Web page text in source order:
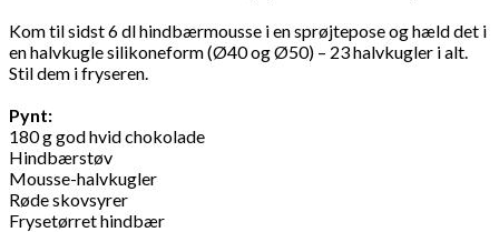
Kom til sidst 6 dl hindbærmousse i en sprøjtepose og hæld det i
en halvkugle silikoneform (Ø40 og Ø50) – 23 halvkugler i alt.
Stil dem i fryseren.
Pynt:
180 g god hvid chokolade
Hindbærstøv
Mousse-halvkugler
Røde skovsyrer
Frysetørret hindbær